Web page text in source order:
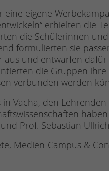
eigene
erhielten die
die Schülerinnen
formulierten sie
aus und entwarfen
die Gruppen
verbunden werden
Vacha, den
Prof. Sebastian
Medien-Campus &